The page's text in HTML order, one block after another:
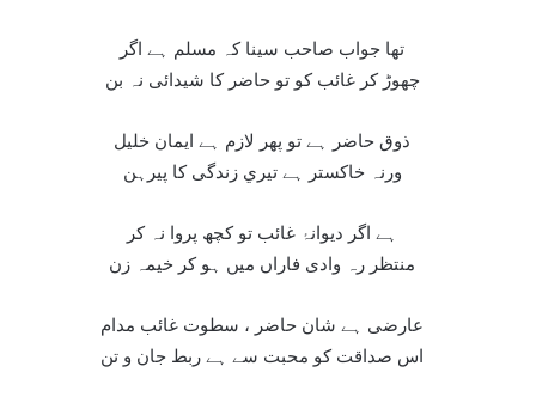
تھا جواب صاحب سينا کہ مسلم ہے اگر
چھوڑ کر غائب کو تو حاضر کا شيدائی نہ بن
ذوق حاضر ہے تو پھر لازم ہے ايمان خليل
ورنہ خاکستر ہے تيري زندگی کا پيرہن
ہے اگر ديوانۂ غائب تو کچھ پروا نہ کر
منتظر رہ وادی فاراں ميں ہو کر خيمہ زن
عارضی ہے شان حاضر ، سطوت غائب مدام
اس صداقت کو محبت سے ہے ربط جان و تن